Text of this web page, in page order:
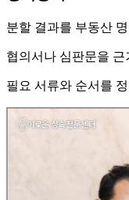
분할 결과를 부동산
협의서나 심판문을
필요 서류와 순서를